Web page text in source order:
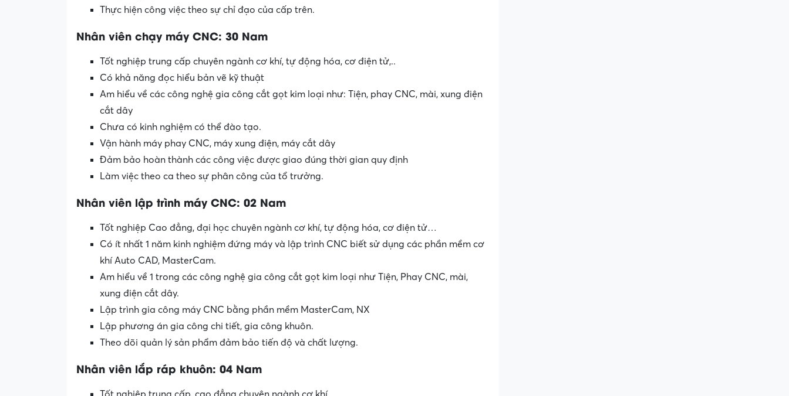
Thực hiện công việc theo sự chỉ đạo của cấp trên.
Nhân viên chạy máy CNC: 30 Nam
Tốt nghiệp trung cấp chuyên ngành cơ khí, tự động hóa, cơ điện tử,..
Có khả năng đọc hiểu bản vẽ kỹ thuật
Am hiểu về các công nghệ gia công cắt gọt kim loại như: Tiện, phay CNC, mài, xung điện
cắt dây
Chưa có kinh nghiệm có thể đào tạo.
Vận hành máy phay CNC, máy xung điện, máy cắt dây
Đảm bảo hoàn thành các công việc được giao đúng thời gian quy định
Làm việc theo ca theo sự phân công của tổ trưởng.
Nhân viên lập trình máy CNC: 02 Nam
Tốt nghiệp Cao đẳng, đại học chuyên ngành cơ khí, tự động hóa, cơ điện tử…
Có ít nhất 1 năm kinh nghiệm đứng máy và lập trình CNC biết sử dụng các phần mềm cơ
khí Auto CAD, MasterCam.
Am hiểu về 1 trong các công nghệ gia công cắt gọt kim loại như Tiện, Phay CNC, mài,
xung điện cắt dây.
Lập trình gia công máy CNC bằng phần mềm MasterCam, NX
Lập phương án gia công chi tiết, gia công khuôn.
Theo dõi quản lý sản phẩm đảm bảo tiến độ và chất lượng.
Nhân viên lắp ráp khuôn: 04 Nam